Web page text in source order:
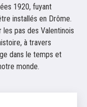
1920, fuyant
installés en Drôme.
pas des Valentinois
à travers
dans le temps et
monde.